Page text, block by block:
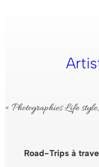
« Photographies Life
Road-Trips à